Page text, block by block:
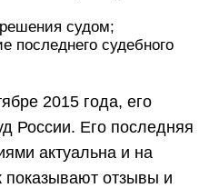
судом;
последнего судебного
2015 года, его
России. Его последняя
актуальна и на
показывают отзывы и